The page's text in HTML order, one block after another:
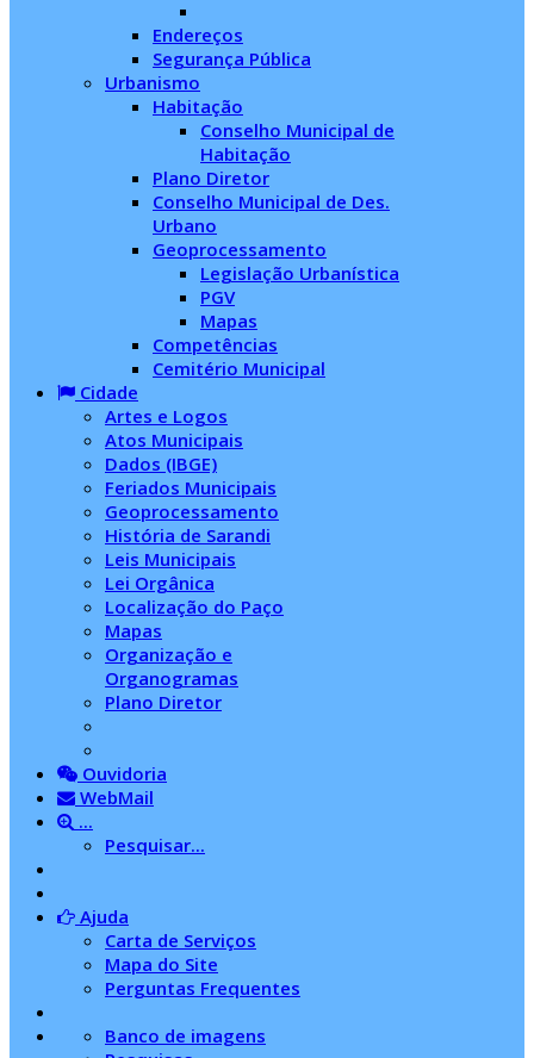
Endereços
Segurança Pública
Urbanismo
Habitação
Conselho Municipal de
Habitação
Plano Diretor
Conselho Municipal de Des.
Urbano
Geoprocessamento
Legislação Urbanística
PGV
Mapas
Competências
Cemitério Municipal
Cidade
Artes e Logos
Atos Municipais
Dados (IBGE)
Feriados Municipais
Geoprocessamento
História de Sarandi
Leis Municipais
Lei Orgânica
Localização do Paço
Mapas
Organização e
Organogramas
Plano Diretor
Ouvidoria
WebMail
...
Pesquisar...
Ajuda
Carta de Serviços
Mapa do Site
Perguntas Frequentes
Banco de imagens